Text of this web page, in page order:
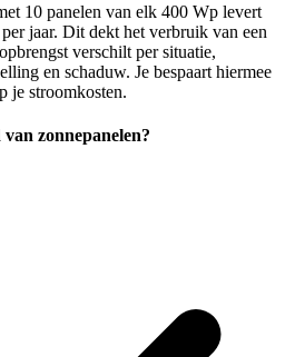
10 panelen van elk 400 Wp levert
jaar. Dit dekt het verbruik van een
verschilt per situatie,
en schaduw. Je bespaart hiermee
je stroomkosten.
zonnepanelen?